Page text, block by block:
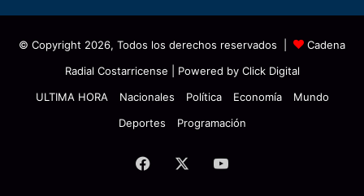
© Copyright 2026, Todos los derechos reservados |
Cadena
Radial Costarricense | Powered by Click Digital
ULTIMA HORA
Nacionales Política Economía
Mundo
Deportes
Programación
Facebook YouTube